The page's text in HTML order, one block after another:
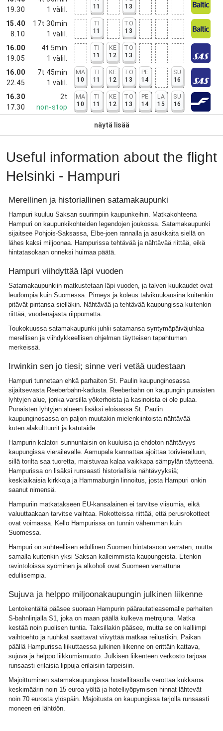
19.30
1 välil.
11
13
15.40
8.10
17t 30min
1 välil.
TI
11
TO
13
16.00
19.05
4t 5min
1 välil.
TI
11
KE
12
TO
13
16.00
22.45
7t 45min
1 välil.
MA
10
TI
11
KE
12
TO
13
PE
14
SU
16
16.30
17.30
2t
non-stop
MA
10
TI
11
KE
12
TO
13
PE
14
LA
15
SU
16
näytä lisää
Useful information about the flight
Helsinki - Hampuri
Merellinen ja historiallinen satamakaupunki
Hampuri kuuluu Saksan suurimpiin kaupunkeihin. Matkakohteena
Hampuri on kaupunkikohteiden legendojen joukossa. Satamakaupunki
sijaitsee Pohjois-Saksassa, Elbe-joen rannalla ja asukkaita siellä on
lähes kaksi miljoonaa. Hampurissa tehtävää ja nähtävää riittää, eikä
hintatasokaan onneksi huimaa päätä.
Hampuri viihdyttää läpi vuoden
Satamakaupunkiin matkustetaan läpi vuoden, ja talven kuukaudet ovat
leudompia kuin Suomessa. Pimeys ja koleus talvikuukausina kuitenkin
pitävät pintansa sielläkin. Nähtävää ja tehtävää kaupungissa kuitenkin
riittää, vuodenajasta riippumatta.
Toukokuussa satamakaupunki juhlii satamansa syntymäpäiväjuhlaa
merellisen ja viihdykkeellisen ohjelman täytteisen tapahtuman
merkeissä.
Irwinkin sen jo tiesi; sinne veri vetää uudestaan
Hampuri tunnetaan ehkä parhaiten St. Paulin kaupunginosassa
sijaitsevasta Reeberbahn-kadusta. Reeberbahn on kaupungin punaisten
lyhtyjen alue, jonka varsilla yökerhoista ja kasinoista ei ole pulaa.
Punaisten lyhtyjen alueen lisäksi eloisassa St. Paulin
kaupunginosassa on paljon muutakin mielenkiintoista nähtävää
kuten alakulttuurit ja katutaide.
Hampurin kalatori sunnuntaisin on kuuluisa ja ehdoton nähtävyys
kaupungissa vierailevalle. Aamupala kannattaa ajoittaa torivierailuun,
sillä torilta saa tuoretta, maistuvaa kalaa vaikkapa sämpylän täytteenä.
Hampurissa on lisäksi runsaasti historiallisia nähtävyyksiä;
keskiaikaisia kirkkoja ja Hammaburgin linnoitus, josta Hampuri onkin
saanut nimensä.
Hampuriin matkatakseen EU-kansalainen ei tarvitse viisumia, eikä
valuuttaakaan tarvitse vaihtaa. Rokotteissa riittää, että perusrokotteet
ovat voimassa. Kello Hampurissa on tunnin vähemmän kuin
Suomessa.
Hampuri on suhteellisen edullinen Suomen hintatasoon verraten, mutta
samalla kuitenkin yksi Saksan kalleimmista kaupungeista. Etenkin
ravintoloissa syöminen ja alkoholi ovat Suomeen verrattuna
edullisempia.
Sujuva ja helppo miljoonakaupungin julkinen liikenne
Lentokentältä pääsee suoraan Hampurin päärautatieasemalle parhaiten
S-bahnlinjalla S1, joka on maan päällä kulkeva metrojuna. Matka
kestää noin puolisen tuntia. Taksillakin pääsee, mutta se on kalliimpi
vaihtoehto ja ruuhkat saattavat viivyttää matkaa reilustikin. Paikan
päällä Hampurissa liikuttaessa julkinen liikenne on erittäin kattava,
sujuva ja helppo liikkumismuoto. Julkisen liikenteen verkosto tarjoaa
runsaasti erilaisia lippuja erilaisiin tarpeisiin.
Majoittuminen satamakaupungissa hostellitasolla verottaa kukkaroa
keskimäärin noin 15 euroa yöltä ja hotelliyöpymisen hinnat lähtevät
noin 70 eurosta ylöspäin. Majoitusta on kaupungissa tarjolla runsaasti
moneen eri lähtöön.